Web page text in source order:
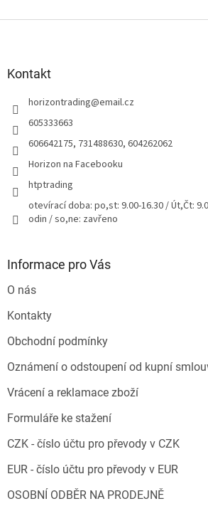
Kontakt
horizontrading@email.cz
605333663
606642175, 731488630, 604262062
Horizon na Facebooku
htptrading
otevírací doba: po,st: 9.00-16.30 / Út,Čt:
odin / so,ne: zavřeno
Informace pro Vás
O nás
Kontakty
Obchodní podmínky
Oznámení o odstoupení od kupní
Vrácení a reklamace zboží
Formuláře ke stažení
CZK - číslo účtu pro převody v CZK
EUR - číslo účtu pro převody v EUR
OSOBNÍ ODBĚR NA PRODEJNĚ